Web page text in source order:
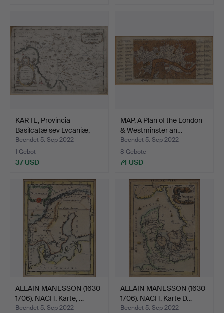
KARTE, Provincia
Basilcatæ sev Lvcaniæ,
Cu…
Beendet 5. Sep 2022
1 Gebot
37 USD
MAP, A Plan of the London
& Westminster an…
Beendet 5. Sep 2022
8 Gebote
74 USD
ALLAIN MANESSON (1630-
1706). NACH. Karte, …
Beendet 5. Sep 2022
ALLAIN MANESSON (1630-
1706). NACH. Karte D…
Beendet 5. Sep 2022